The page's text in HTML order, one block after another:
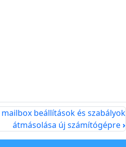
beállítások és szabályok
átmásolása új számítógépre›